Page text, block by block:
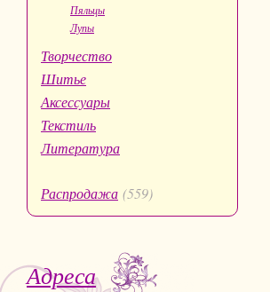
Пяльцы
Лупы
Творчество
Шитье
Аксессуары
Текстиль
Литература
Распродажа (559)
Адреса